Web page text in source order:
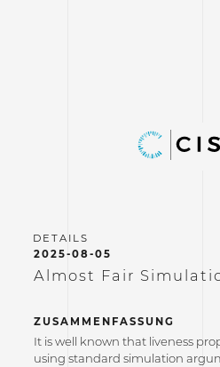
2025-08-05
Almost Fair
ZUSAMMENFASSUNG
It is well known that liveness
using standard simulation